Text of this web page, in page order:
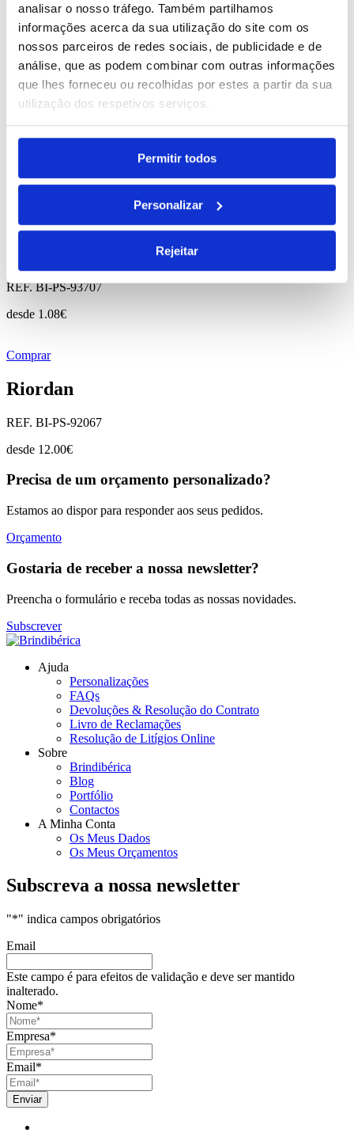
analisar o nosso tráfego. Também partilhamos
informações acerca da sua utilização do site com os
nossos parceiros de redes sociais, de publicidade e de
análise, que as podem combinar com outras informações
que lhes forneceu ou recolhidas por estes a partir da sua
utilização dos respetivos serviços.
Permitir todos
Personalizar
Rejeitar
REF. BI-PS-93715
desde 1.09 €
Comprar
desde 0.92€
Comprar
REF. BI-PS-93707
desde 1.08€
Comprar
Riordan
REF. BI-PS-92067
desde 12.00€
Precisa de um orçamento personalizado?
Estamos ao dispor para responder aos seus pedidos.
Orçamento
Gostaria de receber a nossa newsletter?
Preencha o formulário e receba todas as nossas novidades.
Subscrever
Ajuda
Personalizações
FAQs
Devoluções & Resolução do Contrato
Livro de Reclamações
Resolução de Litígios Online
Sobre
Brindibérica
Blog
Portfólio
Contactos
A Minha Conta
Os Meus Dados
Os Meus Orçamentos
Subscreva a nossa newsletter
"*" indica campos obrigatórios
Email
Este campo é para efeitos de validação e deve ser mantido
inalterado.
Nome*
Empresa*
Email*